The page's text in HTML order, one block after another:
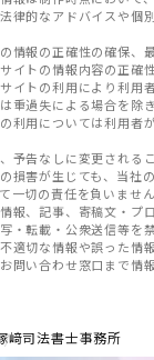
律的なアドバイスや個
情報の正確性の確保、
イトの情報内容の正確
イトの利用により利用
重過失による場合を除
利用については利用者
予告なしに変更される
損害が生じても、当社
一切の責任を負いません
報、記事、寄稿文・プ
・転載・公衆送信等を禁
適切な情報や誤った情
問い合わせ窓口まで情
﨑司法書士事務所